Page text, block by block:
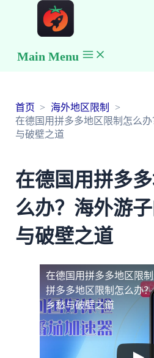
Main Menu
首页
海外地区限制
在德国用拼多多地区限制怎么
与破壁之道
在德国用拼多
么办？海外游
与破壁之道
在德国用拼多多地区限
拼多多地区限制怎么办
乡愁与破壁之道